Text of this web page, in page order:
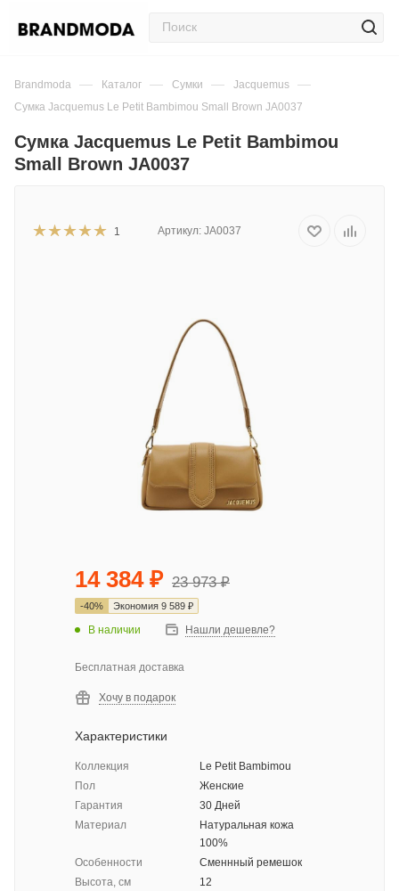
Brandmoda — Каталог — Сумки — Jacquemus —
Сумка Jacquemus Le Petit Bambimou Small Brown JA0037
Сумка Jacquemus Le Petit Bambimou
Small Brown JA0037
1 Артикул: JA0037
14 384₽ 23 973₽
-40% Экономия 9 589 ₽
В наличии Нашли дешевле?
Бесплатная доставка
Хочу в подарок
Характеристики
Коллекция
Le Petit Bambimou
Пол
Женские
Гарантия
30 Дней
Материал
Натуральная кожа
100%
Особенности
Сменнный ремешок
Высота, см
12